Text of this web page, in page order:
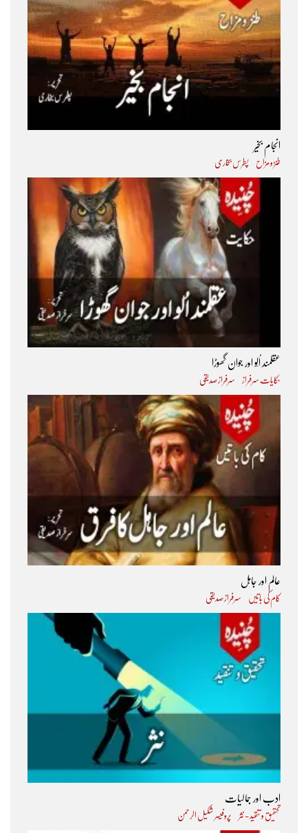
انجام بخیر
طنز و مزاح پطرس بخاری
عقلمند اُلّو اور جوان گھوڑا
حکایات سرفراز سرفراز صدیقی
عالم اور جاہل
کام کی باتیں سرفراز صدیقی
ادب اور جمالیات
تحقیق و تنقید - نثر پروفیسر شکیل الرحمن